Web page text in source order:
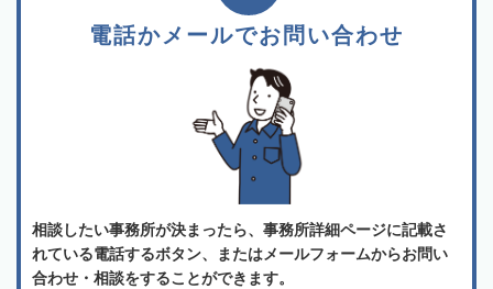
電話かメールでお問い合わせ
相談したい事務所が決まったら、事務所詳細ページに記載さ
れている電話するボタン、またはメールフォームからお問い
合わせ・相談をすることができます。